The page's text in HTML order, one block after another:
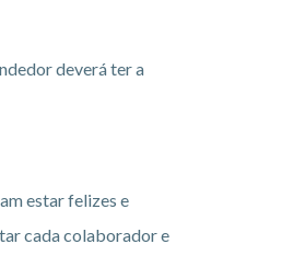
deverá ter a
estar felizes e
cada colaborador e